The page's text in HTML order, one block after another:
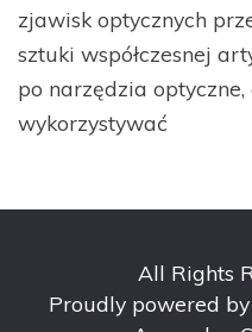
zjawisk optycznych
sztuki współczesnej
po narzędzia
wykorzystywać
All Rights
Proudly powered